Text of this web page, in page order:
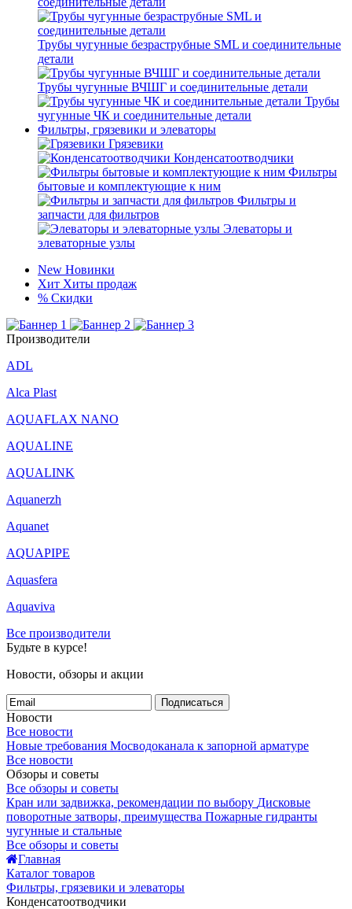
Трубы чугунные безраструбные SML и соединительные
детали
Трубы чугунные ВЧШГ и соединительные детали
Трубы
чугунные ЧК и соединительные детали
Фильтры, грязевики и элеваторы
Грязевики
Конденсатоотводчики
Фильтры
бытовые и комплектующие к ним
Фильтры и
запчасти для фильтров
Элеваторы и
элеваторные узлы
New Новинки
Хит Хиты продаж
% Скидки
Производители
ADL
Alca Plast
AQUAFLAX NANO
AQUALINE
AQUALINK
Aquanerzh
Aquanet
AQUAPIPE
Aquasfera
Aquaviva
Все производители
Будьте в курсе!
Новости, обзоры и акции
Подписаться
Новости
Все новости
Новые требования Мосводоканала к запорной арматуре
Все новости
Обзоры и советы
Все обзоры и советы
Кран или задвижка, рекомендации по выбору Дисковые
поворотные затворы, преимущества Пожарные гидранты
чугунные и стальные
Все обзоры и советы
Главная
Каталог товаров
Фильтры, грязевики и элеваторы
Конденсатоотводчики